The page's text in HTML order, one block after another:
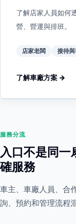
了解店家人員如何
營、營運與排班。
店家老闆 接待
了解車廠方案 →
服務分流
入口不是同一
確服務
車主、車廠人員、合
詢、預約和管理流程